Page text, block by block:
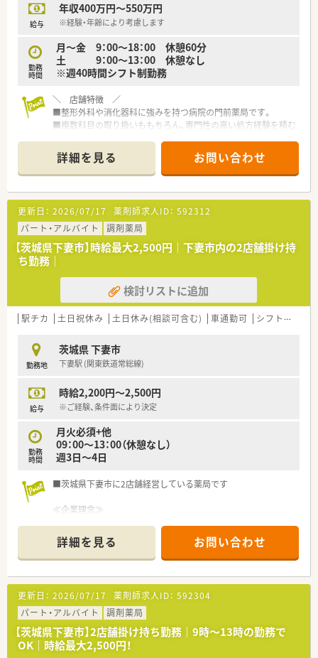
給与
年収400万円～550万円
※経験・年齢により考慮します
勤務
時間
月～金 9：00～18：00 休憩60分
土 9：00～13：00 休憩なし
※週40時間シフト制勤務
＼ 店舗特徴 ／
■整形外科や消化器科に強みを持つ病院の門前薬局です。
■複数科目の取り扱いももちろん、専門性の高い処方経験を積む
スキルアップに適した環境です。
■薬剤師は常時2名、1日約40～60枚/日対応しております。
周辺エリアでの店舗展開も多い為、応援体制も充実。
※配属先は面接後に最終提示となります※
＼ 企業の特徴 ／
■大学病院や総合病院の門前薬局を中心に、全都道府県に約600
店舗以上の調剤薬局を展開しています。
(大学病院・総合病院を中心とした門前薬局への出店割合 約
63％)
■かかりつけ薬剤師の在籍店舗割合86%、在宅医療の実施実績
市場需要にしっかり対応していける体制のある薬局です。
■最先端の知識を学べる環境があります！
サポートに対する取り組み。
各分野に合わせた設備整備や研修制度の導入などを進め、薬剤
師が成長できる環境を整えています。
取得に繋げた際には、然りと評価。
※手当（月50,000円の支給）が反映
まっすぐに歩める道があります。
調剤薬局で、在宅医療で、病院薬剤師として、管理部門として、
教育担当としてなどなど…キャリアの幅も広いです。
＼ 安心の福利厚生 ／
インフルエンザ予防接種補助、保養施設、JTB ベネフィット福利
会員制リゾート施設、白衣（通常・マタニティ用）貸与、接遇（CS）
表彰制度、
産前産後・育児休業中のフォロー資料提供、育児短時間勤務制度
■育休からの復帰者の定着率 97％と女性が長く働ける環境が
整っている薬局です。
■各種手当：通勤手当、薬剤師手当、地域手当、住宅手当、家族手
時間外手当、管理薬剤師手当、管理職手当など
■借り上げ社宅制度もございます！（勤務コースによる）
詳細を見る お問い合わせ
更新日： 2026/07/17 薬剤師求人ID： 592312
パート・アルバイト
調剤薬局
【茨城県下妻市】時給最大2,500円｜下妻市内の2店舗掛け持
ち勤務｜
検討リストに追加
駅チカ 土日祝休み 土日休み(相談可含む) 車通勤可 シフト制
勤務地
茨城県 下妻市
下妻駅 (関東鉄道常総線)
給与
時給2,200円～2,500円
※ご経験、条件面により決定
勤務
時間
月火必須+他
09：00～13：00（休憩なし）
週3日～4日
■茨城県下妻市に2店舗経営している薬局です
≪企業理念≫
お薬を受け取っていただく際の利便性だけでなく、重複投与や過
去の服薬状況の確認といった専門的なアドバイスや、より良いサ
ービスを提供することによって、患者さまが自発的に服用を行う
「アドヒアランスの向上」に貢献し、信頼される調剤薬局づくり
に取り組んでいます。
当薬局の従業員一人ひとりが「会社の代表である」という責任と
誇りを持ち、誠意をもって、誠実、かつ迅速な対応を心がけ、常に
医療サービスの向上に努めます。
詳細を見る お問い合わせ
更新日： 2026/07/17 薬剤師求人ID： 592304
パート・アルバイト
調剤薬局
【茨城県下妻市】2店舗掛け持ち勤務｜9時～13時の勤務で
OK｜時給最大2,500円！